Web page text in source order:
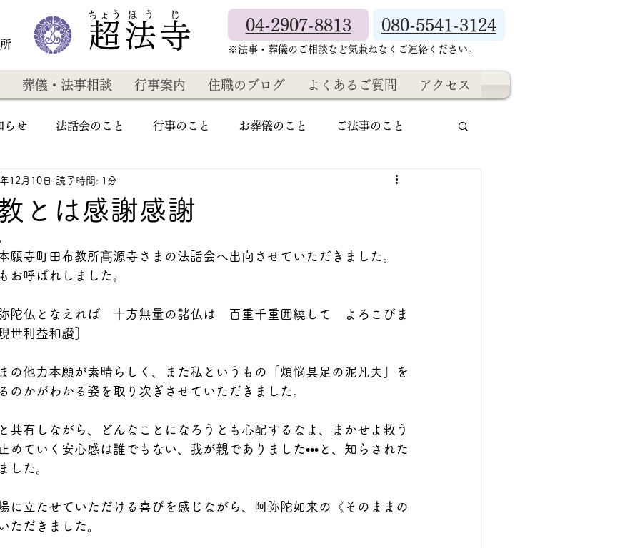
超法寺
​ちょう ほ う じ
04-2907-8813 080-5541-3124
​※法事・葬儀のご相談など気兼ねなくご連絡ください。
葬儀・法事相談 行事案内 住職のブログ よくあるご質問 アクセス
らせ 法話会のこと 行事のこと お葬儀のこと ご法事のこと
とは感謝感謝
12月10日 読了時間: 1分
願寺町田布教所髙源寺さまの法話会へ出向させていただきました。
お呼ばれしました。
陀仏となえれば　十方無量の諸仏は　百重千重囲繞して　よろこびま
世利益和讃］
の他力本願が素晴らしく、また私というもの「煩悩具足の泥凡夫」を
のかがわかる姿を取り次ぎさせていただきました。
共有しながら、どんなことになろうとも心配するなよ、まかせよ救う
めていく安心感は誰でもない、我が親でありました•••と、知らされた
した。
に立たせていただける喜びを感じながら、阿弥陀如来の《そのままの
ただきました。